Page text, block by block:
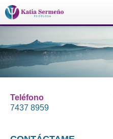
Katia Sermeño – Psicóloga
Servicios Profesionales en
Teléfono
7437 8959